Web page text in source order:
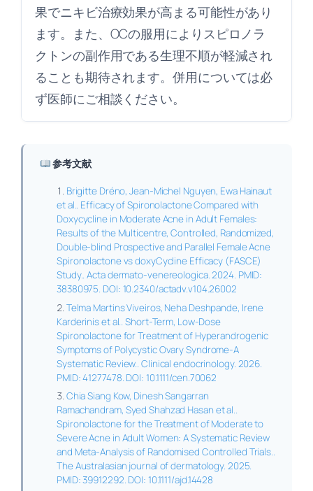
果でニキビ治療効果が高まる可能性があり
ます。また、OCの服用によりスピロノラ
クトンの副作用である生理不順が軽減され
ることも期待されます。併用については必
ず医師にご相談ください。
参考文献
Brigitte Dréno, Jean-Michel Nguyen, Ewa Hainaut
et al.. Efficacy of Spironolactone Compared with
Doxycycline in Moderate Acne in Adult Females:
Results of the Multicentre, Controlled, Randomized,
Double-blind Prospective and Parallel Female Acne
Spironolactone vs doxyCycline Efficacy (FASCE)
Study.. Acta dermato-venereologica. 2024. PMID:
38380975. DOI: 10.2340/actadv.v104.26002
Telma Martins Viveiros, Neha Deshpande, Irene
Karderinis et al.. Short-Term, Low-Dose
Spironolactone for Treatment of Hyperandrogenic
Symptoms of Polycystic Ovary Syndrome-A
Systematic Review.. Clinical endocrinology. 2026.
PMID: 41277478. DOI: 10.1111/cen.70062
Chia Siang Kow, Dinesh Sangarran
Ramachandram, Syed Shahzad Hasan et al..
Spironolactone for the Treatment of Moderate to
Severe Acne in Adult Women: A Systematic Review
and Meta-Analysis of Randomised Controlled Trials..
The Australasian journal of dermatology. 2025.
PMID: 39912292. DOI: 10.1111/ajd.14428